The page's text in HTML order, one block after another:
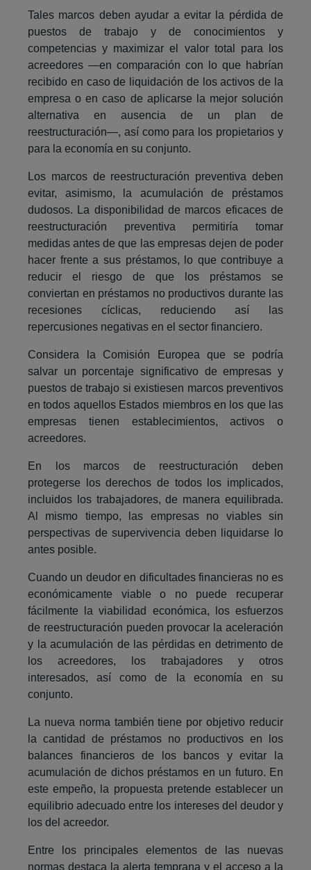
Tales marcos deben ayudar a evitar la pérdida de
puestos de trabajo y de conocimientos y
competencias y maximizar el valor total para los
acreedores ―en comparación con lo que habrían
recibido en caso de liquidación de los activos de la
empresa o en caso de aplicarse la mejor solución
alternativa en ausencia de un plan de
reestructuración―, así como para los propietarios y
para la economía en su conjunto.
Los marcos de reestructuración preventiva deben
evitar, asimismo, la acumulación de préstamos
dudosos. La disponibilidad de marcos eficaces de
reestructuración preventiva permitiría tomar
medidas antes de que las empresas dejen de poder
hacer frente a sus préstamos, lo que contribuye a
reducir el riesgo de que los préstamos se
conviertan en préstamos no productivos durante las
recesiones cíclicas, reduciendo así las
repercusiones negativas en el sector financiero.
Considera la Comisión Europea que se podría
salvar un porcentaje significativo de empresas y
puestos de trabajo si existiesen marcos preventivos
en todos aquellos Estados miembros en los que las
empresas tienen establecimientos, activos o
acreedores.
En los marcos de reestructuración deben
protegerse los derechos de todos los implicados,
incluidos los trabajadores, de manera equilibrada.
Al mismo tiempo, las empresas no viables sin
perspectivas de supervivencia deben liquidarse lo
antes posible.
Cuando un deudor en dificultades financieras no es
económicamente viable o no puede recuperar
fácilmente la viabilidad económica, los esfuerzos
de reestructuración pueden provocar la aceleración
y la acumulación de las pérdidas en detrimento de
los acreedores, los trabajadores y otros
interesados, así como de la economía en su
conjunto.
La nueva norma también tiene por objetivo reducir
la cantidad de préstamos no productivos en los
balances financieros de los bancos y evitar la
acumulación de dichos préstamos en un futuro. En
este empeño, la propuesta pretende establecer un
equilibrio adecuado entre los intereses del deudor y
los del acreedor.
Entre los principales elementos de las nuevas
normas destaca la alerta temprana y el acceso a la